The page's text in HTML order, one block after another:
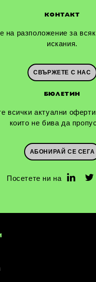
КОНТАКТ
на разположение за
искания.
СВЪРЖЕТЕ С НАС
БЮЛЕТИН
всички актуални
които не бива да
АБОНИРАЙ СЕ СЕГА
Посетете ни на